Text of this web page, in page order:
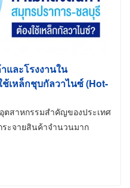
และโรงงานใน
เหล็กชุบกัลวาไนซ์ (Hot-
สาหกรรมสำคัญของประเทศ
ะจายสินค้าจำนวนมาก